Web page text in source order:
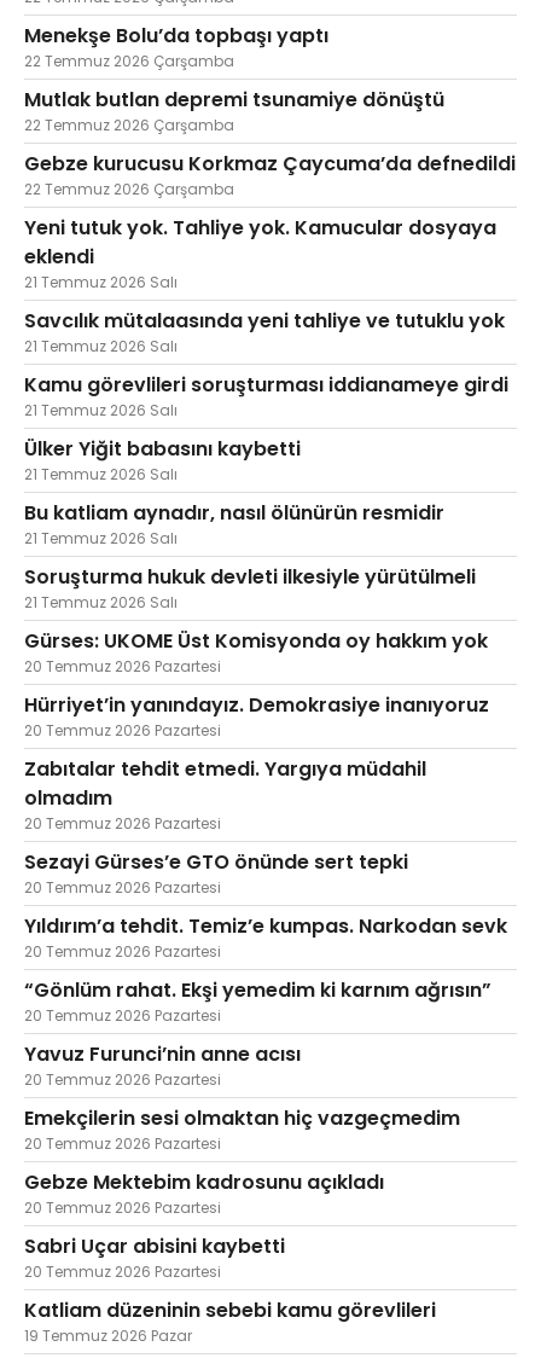
Menekşe Bolu’da topbaşı yaptı
22 Temmuz 2026 Çarşamba
Mutlak butlan depremi tsunamiye dönüştü
22 Temmuz 2026 Çarşamba
Gebze kurucusu Korkmaz Çaycuma’da defnedildi
22 Temmuz 2026 Çarşamba
Yeni tutuk yok. Tahliye yok. Kamucular dosyaya
eklendi
21 Temmuz 2026 Salı
Savcılık mütalaasında yeni tahliye ve tutuklu yok
21 Temmuz 2026 Salı
Kamu görevlileri soruşturması iddianameye girdi
21 Temmuz 2026 Salı
Ülker Yiğit babasını kaybetti
21 Temmuz 2026 Salı
Bu katliam aynadır, nasıl ölünürün resmidir
21 Temmuz 2026 Salı
Soruşturma hukuk devleti ilkesiyle yürütülmeli
21 Temmuz 2026 Salı
Gürses: UKOME Üst Komisyonda oy hakkım yok
20 Temmuz 2026 Pazartesi
Hürriyet’in yanındayız. Demokrasiye inanıyoruz
20 Temmuz 2026 Pazartesi
Zabıtalar tehdit etmedi. Yargıya müdahil
olmadım
20 Temmuz 2026 Pazartesi
Sezayi Gürses’e GTO önünde sert tepki
20 Temmuz 2026 Pazartesi
Yıldırım’a tehdit. Temiz’e kumpas. Narkodan sevk
20 Temmuz 2026 Pazartesi
“Gönlüm rahat. Ekşi yemedim ki karnım ağrısın”
20 Temmuz 2026 Pazartesi
Yavuz Furunci’nin anne acısı
20 Temmuz 2026 Pazartesi
Emekçilerin sesi olmaktan hiç vazgeçmedim
20 Temmuz 2026 Pazartesi
Gebze Mektebim kadrosunu açıkladı
20 Temmuz 2026 Pazartesi
Sabri Uçar abisini kaybetti
20 Temmuz 2026 Pazartesi
Katliam düzeninin sebebi kamu görevlileri
19 Temmuz 2026 Pazar